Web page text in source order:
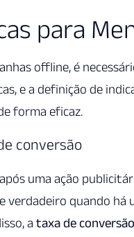
para
offline, é
e a definição de
forma eficaz.
conversão
após uma ação
verdadeiro quando
a taxa de conversão